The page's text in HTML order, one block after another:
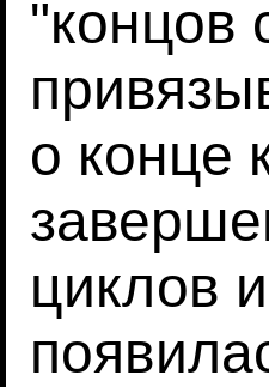
"концов
о конце
циклов